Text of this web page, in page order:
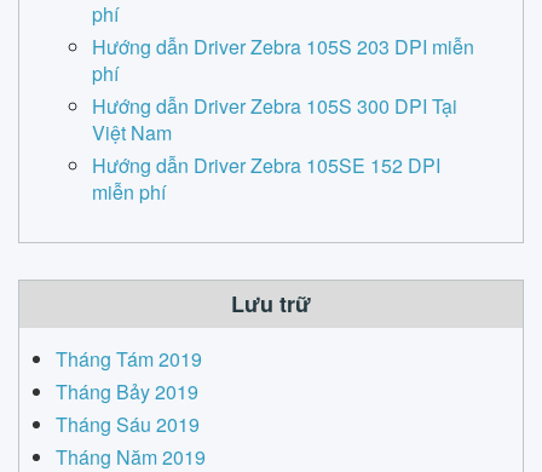
phí
Hướng dẫn Driver Zebra 105S 203 DPI miễn
phí
Hướng dẫn Driver Zebra 105S 300 DPI Tại
Việt Nam
Hướng dẫn Driver Zebra 105SE 152 DPI
miễn phí
Lưu trữ
Tháng Tám 2019
Tháng Bảy 2019
Tháng Sáu 2019
Tháng Năm 2019